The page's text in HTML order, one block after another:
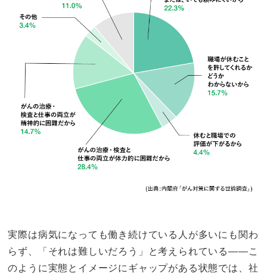
実際は病気になっても働き続けている人が多いにも関わ
らず、「それは難しいだろう」と考えられている——こ
のように実態とイメージにギャップがある状態では、社